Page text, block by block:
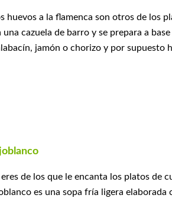
huevos a la flamenca son otros de los
una cazuela de barro y se prepara a
jamón o chorizo y por supuesto
eres de los que le encanta los platos de
es una sopa fría ligera elaborada